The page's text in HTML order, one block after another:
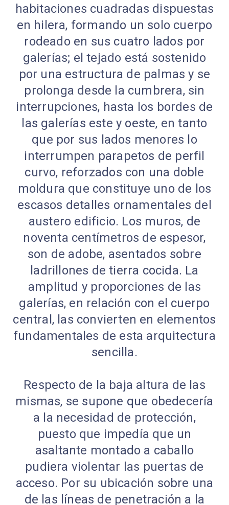
habitaciones cuadradas dispuestas
en hilera, formando un solo cuerpo
rodeado en sus cuatro lados por
galerías; el tejado está sostenido
por una estructura de palmas y se
prolonga desde la cumbrera, sin
interrupciones, hasta los bordes de
las galerías este y oeste, en tanto
que por sus lados menores lo
interrumpen parapetos de perfil
curvo, reforzados con una doble
moldura que constituye uno de los
escasos detalles ornamentales del
austero edificio. Los muros, de
noventa centímetros de espesor,
son de adobe, asentados sobre
ladrillones de tierra cocida. La
amplitud y proporciones de las
galerías, en relación con el cuerpo
central, las convierten en elementos
fundamentales de esta arquitectura
sencilla.
Respecto de la baja altura de las
mismas, se supone que obedecería
a la necesidad de protección,
puesto que impedía que un
asaltante montado a caballo
pudiera violentar las puertas de
acceso. Por su ubicación sobre una
de las líneas de penetración a la